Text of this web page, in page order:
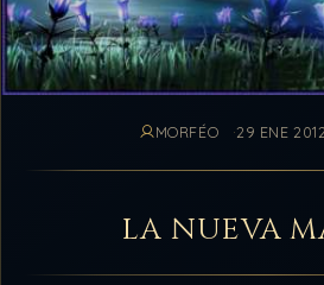
MORFÉO 29 ENE 2012
LA NUEVA